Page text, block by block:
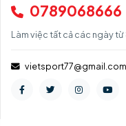
0789068666
Làm việc tất cả các ngày từ
vietsport77@gmail.com